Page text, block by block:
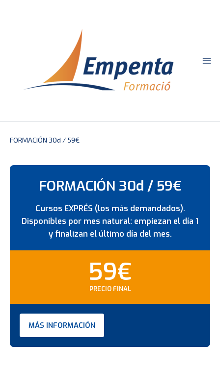
FORMACIÓN 30d / 59€
FORMACIÓN 30d / 59€
Cursos EXPRÉS (los más demandados).
Disponibles por mes natural: empiezan el día 1
y finalizan el último día del mes.
59€
PRECIO FINAL
MÁS INFORMACIÓN